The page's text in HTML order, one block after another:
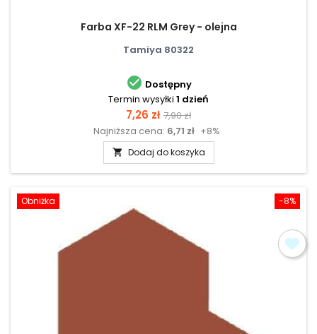
Farba XF-22 RLM Grey - olejna
Tamiya 80322
 Dostępny
Termin wysyłki 1 dzień
Cena
7,26 zł Cena
podstawowa
7,90 zł
Najniższa cena: 6,71 zł +8%
 Dodaj do koszyka
-8%
Obniżka